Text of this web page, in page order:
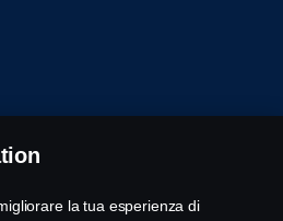
la tua esperienza di